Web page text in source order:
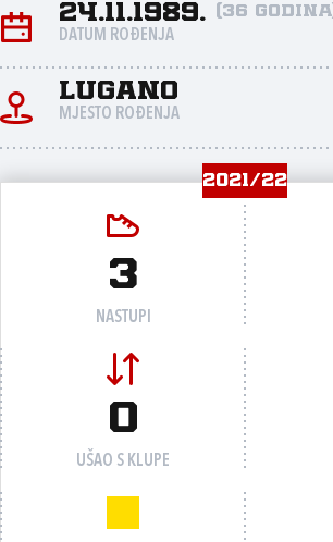
24.11.1989. (36 godina)
DATUM ROĐENJA
Lugano
MJESTO ROĐENJA
2021/22
3
NASTUPI
0
UŠAO S KLUPE